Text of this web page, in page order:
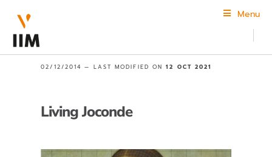
Menu
02/12/2014 — LAST MODIFIED ON12 OCT 2021
Living Joconde